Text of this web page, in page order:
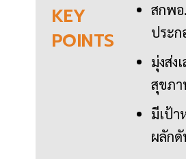
KEY
POINTS
สกพอ
ประก
มุ่งส่ง
สุขภ
มีเป้
ผลัก